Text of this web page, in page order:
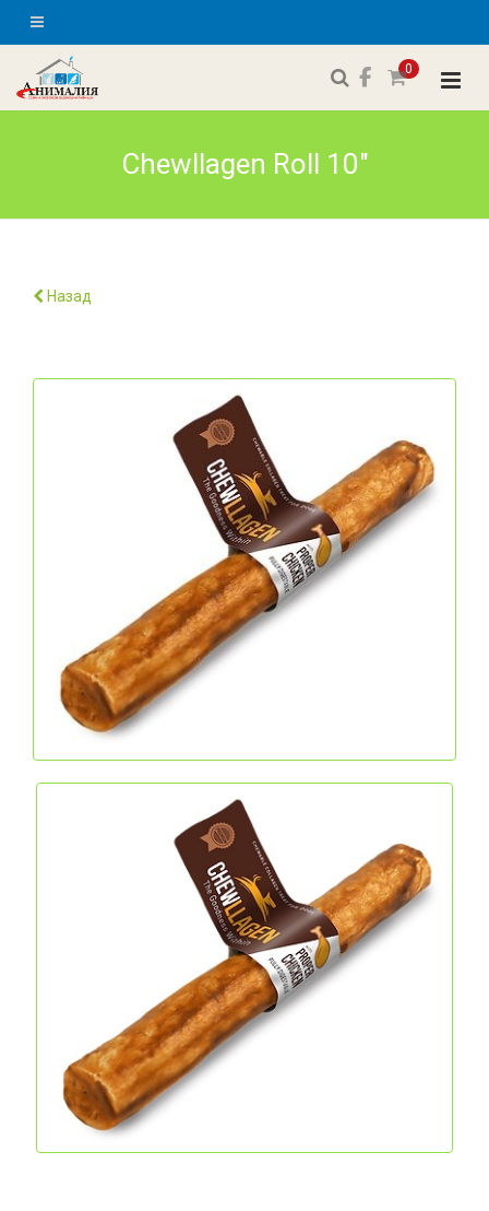
0
Chewllagen Roll 10"
Назад